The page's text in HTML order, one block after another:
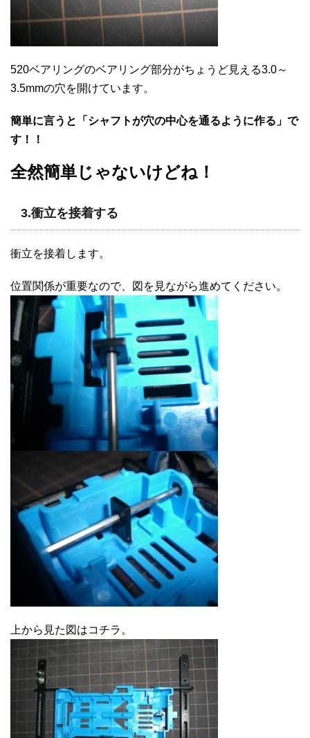
520ベアリングのベアリング部分がちょうど見える3.0～
3.5mmの穴を開けています。
簡単に言うと「シャフトが穴の中心を通るように作る」で
す！！
全然簡単じゃないけどね！
3.衝立を接着する
衝立を接着します。
位置関係が重要なので、図を見ながら進めてください。
上から見た図はコチラ。